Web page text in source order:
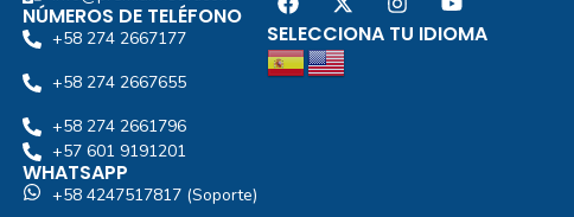
NÚMEROS DE TELÉFONO
+58 274 2667177
+58 274 2667655
+58 274 2661796
+57 601 9191201‬
WHATSAPP
+58 4247517817 (Soporte)
SELECCIONA TU IDIOMA